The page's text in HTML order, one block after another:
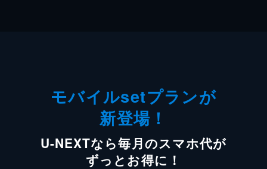
モバイルsetプランが
新登場！
U-NEXTなら毎月のスマホ代が
ずっとお得に！